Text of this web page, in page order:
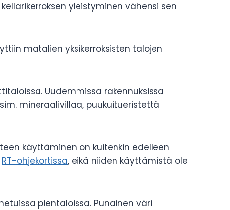
yleistyminen vähensi sen
matalien yksikerroksisten talojen
Uudemmissa rakennuksissa
mineraalivillaa, puukuitueristettä
käyttäminen on kuitenkin edelleen
RT-ohjekortissa, eikä niiden käyttämistä ole
pientaloissa. Punainen väri